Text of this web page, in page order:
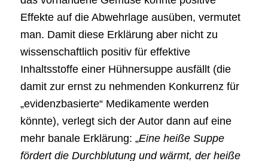
Effekte auf die Abwehrlage ausüben, vermutet
man. Damit diese Erklärung aber nicht zu
wissenschaftlich positiv für effektive
Inhaltsstoffe einer Hühnersuppe ausfällt (die
damit zur ernst zu nehmenden Konkurrenz für
„evidenzbasierte“ Medikamente werden
könnte), verlegt sich der Autor dann auf eine
mehr banale Erklärung: „Eine heiße Suppe
fördert die Durchblutung und wärmt, der heiße